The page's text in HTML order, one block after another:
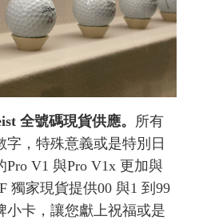
全號碼現貨供應。 所有
字，特殊意義或是特別日
V1 與Pro V1x 更加與
獨家現貨提供00 與1 到99
小卡，讓您獻上祝福或是